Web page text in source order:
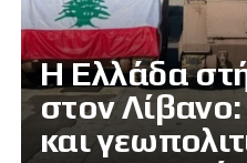
Η Ελλάδα
στον
και